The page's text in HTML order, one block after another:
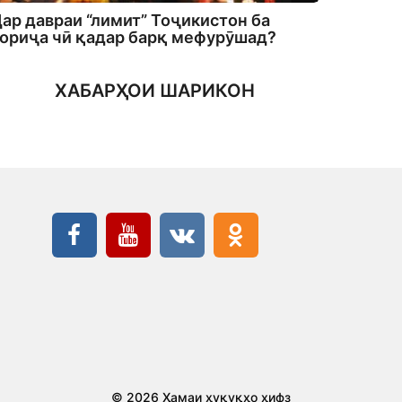
давраи “лимит” Тоҷикистон ба
чӣ қадар барқ мефурӯшад?
ХАБАРҲОИ ШАРИКОН
© 2026 Ҳамаи ҳуқуқҳо ҳифз